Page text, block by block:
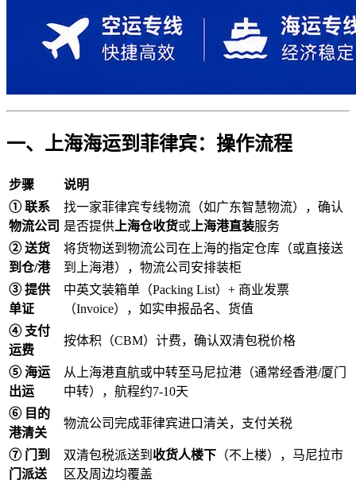
一、上海海运到菲律宾：操作流程
步骤
说明
① 联系
物流公司
找一家菲律宾专线物流（如广东智慧物流），确认
是否提供 上海仓收货或 上海港直装服务
② 送货
到仓/港
将货物送到物流公司在上海的指定仓库（或直接送
到上海港），物流公司安排装柜
③ 提供
单证
中英文装箱单（Packing List）+ 商业发票
（Invoice），如实申报品名、货值
④ 支付
运费
按体积（CBM）计费，确认双清包税价格
⑤ 海运
出运
从上海港直航或中转至马尼拉港（通常经香港/厦门
中转），航程约7-10天
⑥ 目的
港清关
物流公司完成菲律宾进口清关，支付关税
⑦ 门到
门派送
双清包税派送到 收货人楼下 （不上楼），马尼拉市
区及周边均覆盖